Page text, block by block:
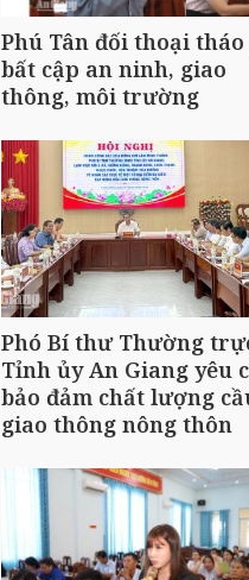
Phú Tân đối thoại tháo
bất cập an ninh, giao
thông, môi trường
Phó Bí thư Thường
Tỉnh ủy An Giang yêu
bảo đảm chất lượng
giao thông nông thôn